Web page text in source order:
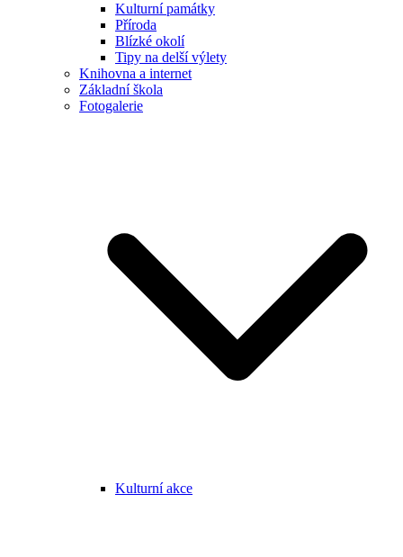
Kulturní památky
Příroda
Blízké okolí
Tipy na delší výlety
Knihovna a internet
Základní škola
Fotogalerie
Kulturní akce